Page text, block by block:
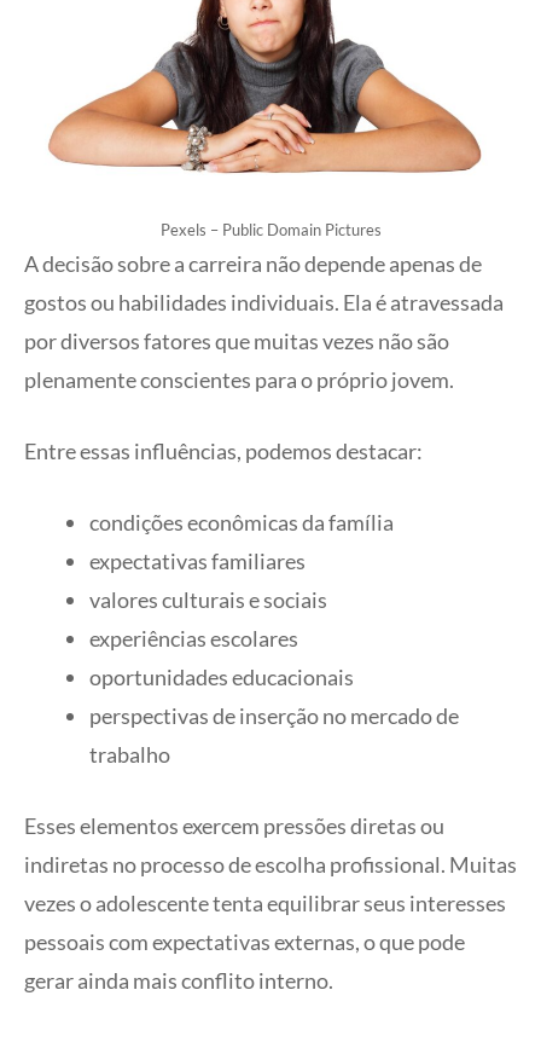
Pexels – Public Domain Pictures
A decisão sobre a carreira não depende apenas de
gostos ou habilidades individuais. Ela é atravessada
por diversos fatores que muitas vezes não são
plenamente conscientes para o próprio jovem.
Entre essas influências, podemos destacar:
condições econômicas da família
expectativas familiares
valores culturais e sociais
experiências escolares
oportunidades educacionais
perspectivas de inserção no mercado de
trabalho
Esses elementos exercem pressões diretas ou
indiretas no processo de escolha profissional. Muitas
vezes o adolescente tenta equilibrar seus interesses
pessoais com expectativas externas, o que pode
gerar ainda mais conflito interno.